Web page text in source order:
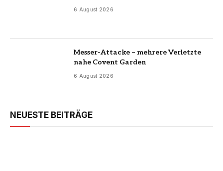
6 August 2026
Messer-Attacke – mehrere Verletzte
nahe Covent Garden
6 August 2026
NEUESTE BEITRÄGE